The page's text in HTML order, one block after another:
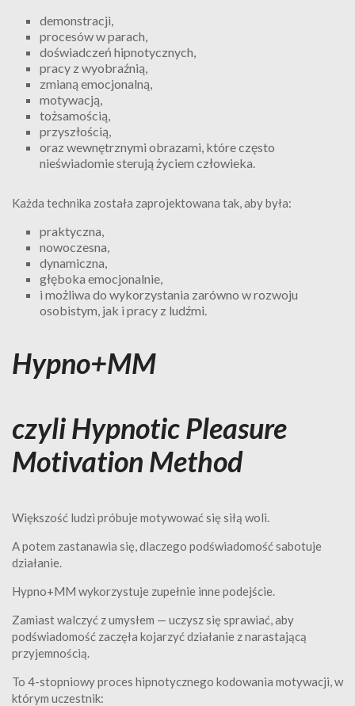
demonstracji,
procesów w parach,
doświadczeń hipnotycznych,
pracy z wyobraźnią,
zmianą emocjonalną,
motywacją,
tożsamością,
przyszłością,
oraz wewnętrznymi obrazami, które często
nieświadomie sterują życiem człowieka.
Każda technika została zaprojektowana tak, aby była:
praktyczna,
nowoczesna,
dynamiczna,
głęboka emocjonalnie,
i możliwa do wykorzystania zarówno w rozwoju
osobistym, jak i pracy z ludźmi.
Hypno+MM
czyli Hypnotic Pleasure
Motivation Method
Większość ludzi próbuje motywować się siłą woli.
A potem zastanawia się, dlaczego podświadomość sabotuje
działanie.
Hypno+MM wykorzystuje zupełnie inne podejście.
Zamiast walczyć z umysłem — uczysz się sprawiać, aby
podświadomość zaczęła kojarzyć działanie z narastającą
przyjemnością.
To 4-stopniowy proces hipnotycznego kodowania motywacji, w
którym uczestnik: